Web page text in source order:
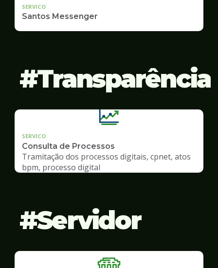
SERVICO
Santos Messenger
Transparência
SERVICO
Consulta de Processos
Tramitação dos processos digitais, cpnet, atos
bpm, processo digital
Servidor